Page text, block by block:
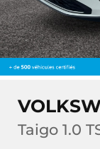
Taigo 1.0